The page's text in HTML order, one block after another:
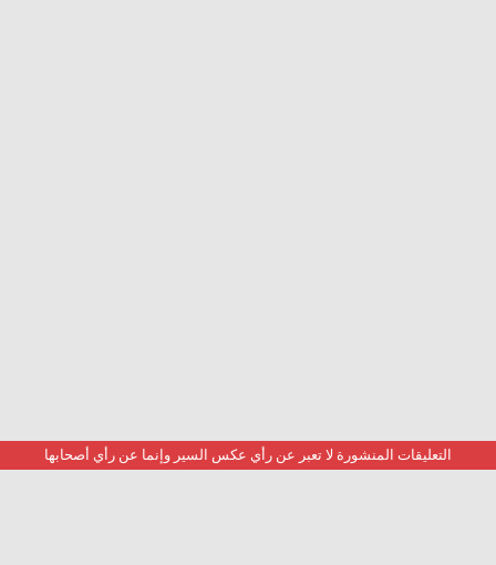
التعليقات المنشورة لا تعبر عن رأي عكس السير وإنما عن رأي أصحابها